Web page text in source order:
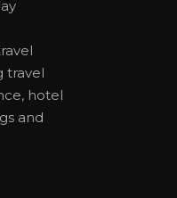
travel
hotel
and